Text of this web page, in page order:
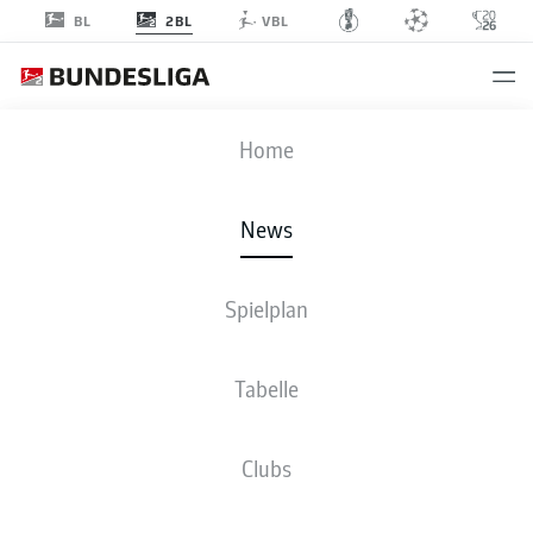
BL 2BL VBL
Home
News
Spielplan
Tabelle
Clubs
- © Sportfoto Zink / Wolfgang Zink via www.imago-